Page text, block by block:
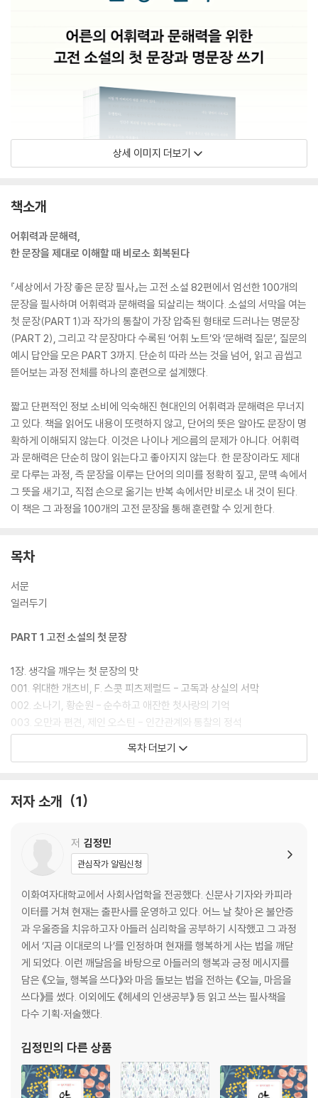
상세 이미지 더보기
책소개
어휘력과 문해력,
한 문장을 제대로 이해할 때 비로소 회복된다
『세상에서 가장 좋은 문장 필사』는 고전 소설 82편에서 엄선한 100개의
문장을 필사하며 어휘력과 문해력을 되살리는 책이다. 소설의 서막을 여는
첫 문장(PART 1)과 작가의 통찰이 가장 압축된 형태로 드러나는 명문장
(PART 2), 그리고 각 문장마다 수록된 ‘어휘 노트’와 ‘문해력 질문’, 질문의
예시 답안을 모은 PART 3까지. 단순히 따라 쓰는 것을 넘어, 읽고 곱씹고
뜯어보는 과정 전체를 하나의 훈련으로 설계했다.
짧고 단편적인 정보 소비에 익숙해진 현대인의 어휘력과 문해력은 무너지
고 있다. 책을 읽어도 내용이 또렷하지 않고, 단어의 뜻은 알아도 문장이 명
확하게 이해되지 않는다. 이것은 나이나 게으름의 문제가 아니다. 어휘력
과 문해력은 단순히 많이 읽는다고 좋아지지 않는다. 한 문장이라도 제대
로 다루는 과정, 즉 문장을 이루는 단어의 의미를 정확히 짚고, 문맥 속에서
그 뜻을 새기고, 직접 손으로 옮기는 반복 속에서만 비로소 내 것이 된다.
이 책은 그 과정을 100개의 고전 문장을 통해 훈련할 수 있게 한다.
목차
서문
일러두기
PART 1 고전 소설의 첫 문장
1장. 생각을 깨우는 첫 문장의 맛
001. 위대한 개츠비, F. 스콧 피츠제럴드 - 고독과 상실의 서막
002. 소나기, 황순원 - 순수하고 애잔한 첫사랑의 기억
003. 오만과 편견, 제인 오스틴 - 인간관계와 통찰의 정석
004. 운수 좋은 날, 현진건 - 비극적 복선의 미학
005. 노인과 바다, 어니스트 헤밍웨이 - 굴복하지 않는 인간의 의지
008. 변신 프란츠, 카프카 - 일상의 균열과 실존적 충격
010. 사람은 무엇으로 사는가, 레프 톨스토이 - 사랑과 연대의 근원적 질
011. 호밀밭의 파수꾼, J.D. 샐린저 - 위선에 맞선 청춘의 방황
012. 감자, 김동인 - 환경이 파괴하는 인간의 존엄
013. 싯다르타, 헤르만 헤세 - 구도와 깨달음의 여정
014. 인간 실격, 다자이 오사무 - 존재에 대한 처절한 기록
015. 1984, 조지 오웰 - 감시 사회에 대한 서늘한 경고
016. 수레바퀴 아래서, 헤르만 헤세 - 제도적 압박 속의 순수한 영혼
017. 동물농장, 조지 오웰 - 권력의 부패와 인간 본성
018. B사감과 러브레터, 현진건 - 억눌린 욕망에 대한 풍자
019. 죄와 벌, 표도르 도스토옙스키 - 죄와 구원을 향한 극한의 사유
020. 고리오 영감, 오노레 드 발자크 - 비정한 사회와 엇나간 부성애
021. 허클베리핀의 모험, 마크 트웨인 - 자유를 향한 강물의 여정
목차 더보기
저자 소개 1
저 김정민
관심작가 알림신청
이화여자대학교에서 사회사업학을 전공했다. 신문사 기자와 카피라
이터를 거쳐 현재는 출판사를 운영하고 있다. 어느 날 찾아 온 불안증
과 우울증을 치유하고자 아들러 심리학을 공부하기 시작했고 그 과정
에서 ‘지금 이대로의 나’를 인정하며 현재를 행복하게 사는 법을 깨닫
게 되었다. 이런 깨달음을 바탕으로 아들러의 행복과 긍정 메시지를
담은 《오늘, 행복을 쓰다》와 마음 돌보는 법을 전하는 《오늘, 마음을
쓰다》를 썼다. 이외에도 《헤세의 인생공부》 등 읽고 쓰는 필사책을
다수 기획·저술했다.
김정민의 다른 상품